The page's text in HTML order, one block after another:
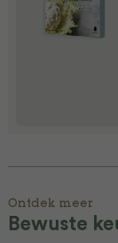
Ontdek meer
Bewuste